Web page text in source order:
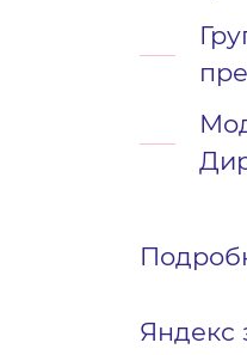
Яндекс